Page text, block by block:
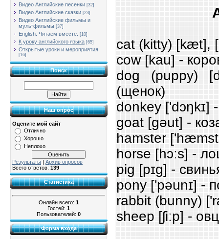
Видео Английские песенки [32]
Видео Английские сказки [23]
Видео Английские фильмы и
мультфильмы [37]
English. Читаем вместе. [10]
К уроку английского языка [65]
Открытые уроки и мероприятия
[16]
Поиск
Наш опрос
Оцените мой сайт
Отлично
Хорошо
Неплохо
Результаты | Архив опросов
Всего ответов: 139
Статистика
Онлайн всего: 1
Гостей: 1
Пользователей: 0
Форма входа
cat (kitty) [kæt],
cow [kau] -
dog (puppy)
(щенок)
donkey ['dɔŋkɪ]
goat [gəut] -
hamster
horse [hɔːs] -
pig [pɪg] -
pony ['pəunɪ] -
rabbit (bunny)
sheep [ʃiːp] -